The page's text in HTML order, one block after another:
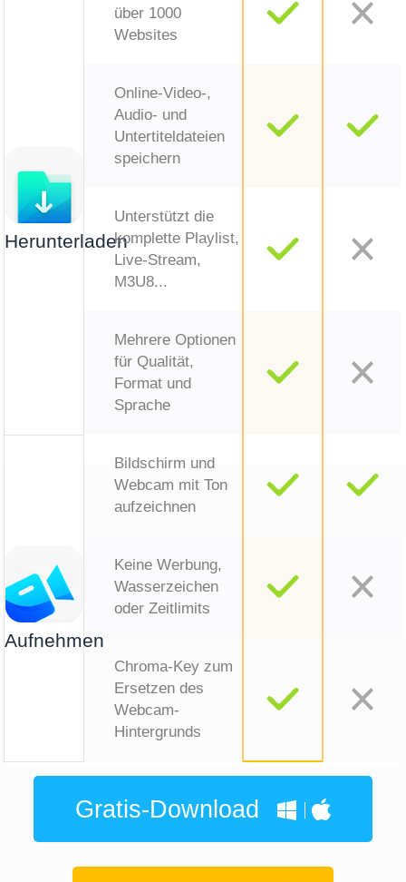
Herunterladen
über 1000
Websites
Online-Video-,
Audio- und
Untertiteldateien
speichern
Unterstützt die
komplette Playlist,
Live-Stream,
M3U8...
Mehrere Optionen
für Qualität,
Format und
Sprache
Aufnehmen
Bildschirm und
Webcam mit Ton
aufzeichnen
Keine Werbung,
Wasserzeichen
oder Zeitlimits
Chroma-Key zum
Ersetzen des
Webcam-
Hintergrunds
Gratis-Download